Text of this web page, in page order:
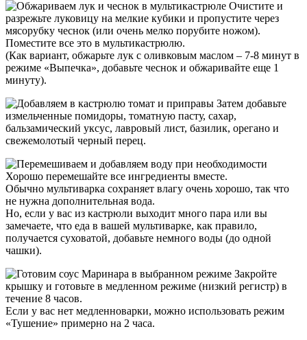
Очистите и
разрежьте луковицу на мелкие кубики и пропустите через
мясорубку чеснок (или очень мелко порубите ножом).
Поместите все это в мультикастрюлю.
(Как вариант, обжарьте лук с оливковым маслом – 7-8 минут в
режиме «Выпечка», добавьте чеснок и обжаривайте еще 1
минуту).
Затем добавьте
измельченные помидоры, томатную пасту, сахар,
бальзамический уксус, лавровый лист, базилик, орегано и
свежемолотый черный перец.
Хорошо перемешайте все ингредиенты вместе.
Обычно мультиварка сохраняет влагу очень хорошо, так что
не нужна дополнительная вода.
Но, если у вас из кастрюли выходит много пара или вы
замечаете, что еда в вашей мультиварке, как правило,
получается суховатой, добавьте немного воды (до одной
чашки).
Закройте
крышку и готовьте в медленном режиме (низкий регистр) в
течение 8 часов.
Если у вас нет медленноварки, можно использовать режим
«Тушение» примерно на 2 часа.